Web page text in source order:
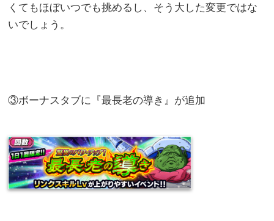
くてもほぼいつでも挑めるし、そう大した変更ではな
いでしょう。
③ボーナスタブに『最長老の導き』が追加